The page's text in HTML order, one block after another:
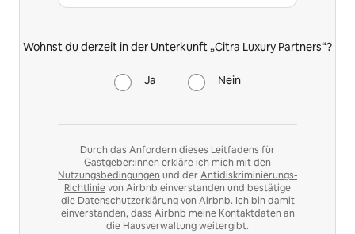
Wohnst du derzeit in der Unterkunft „Citra Luxury Partners“?
Ja Nein
Durch das Anfordern dieses Leitfadens für
Gastgeber:innen erkläre ich mich mit den
Nutzungsbedingungen und der Antidiskriminierungs-
Richtlinievon Airbnb einverstanden und bestätige
die Datenschutzerklärungvon Airbnb. Ich bin damit
einverstanden, dass Airbnb meine Kontaktdaten an
die Hausverwaltung weitergibt.